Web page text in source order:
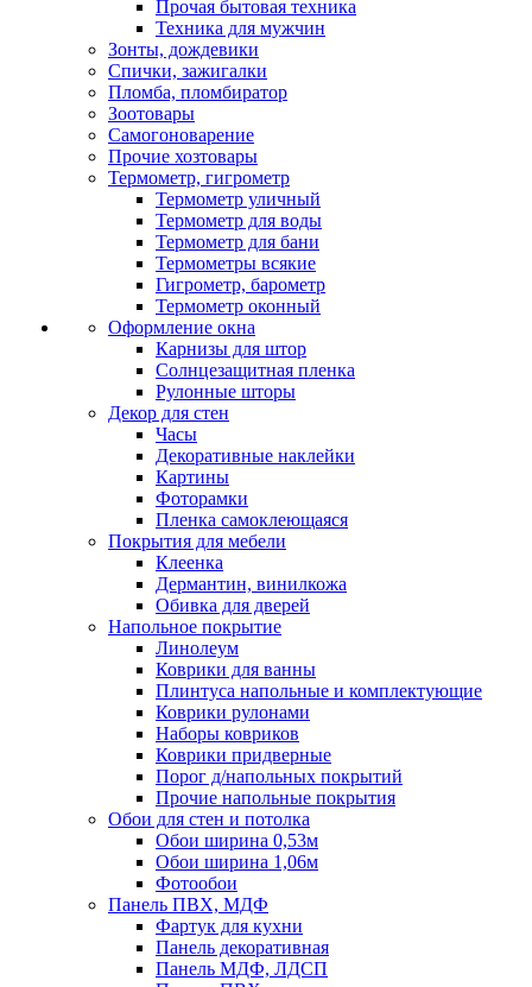
Прочая бытовая техника
Техника для мужчин
Зонты, дождевики
Спички, зажигалки
Пломба, пломбиратор
Зоотовары
Самогоноварение
Прочие хозтовары
Термометр, гигрометр
Термометр уличный
Термометр для воды
Термометр для бани
Термометры всякие
Гигрометр, барометр
Термометр оконный
Оформление окна
Карнизы для штор
Солнцезащитная пленка
Рулонные шторы
Декор для стен
Часы
Декоративные наклейки
Картины
Фоторамки
Пленка самоклеющаяся
Покрытия для мебели
Клеенка
Дермантин, винилкожа
Обивка для дверей
Напольное покрытие
Линолеум
Коврики для ванны
Плинтуса напольные и комплектующие
Коврики рулонами
Наборы ковриков
Коврики придверные
Порог д/напольных покрытий
Прочие напольные покрытия
Обои для стен и потолка
Обои ширина 0,53м
Обои ширина 1,06м
Фотообои
Панель ПВХ, МДФ
Фартук для кухни
Панель декоративная
Панель МДФ, ЛДСП